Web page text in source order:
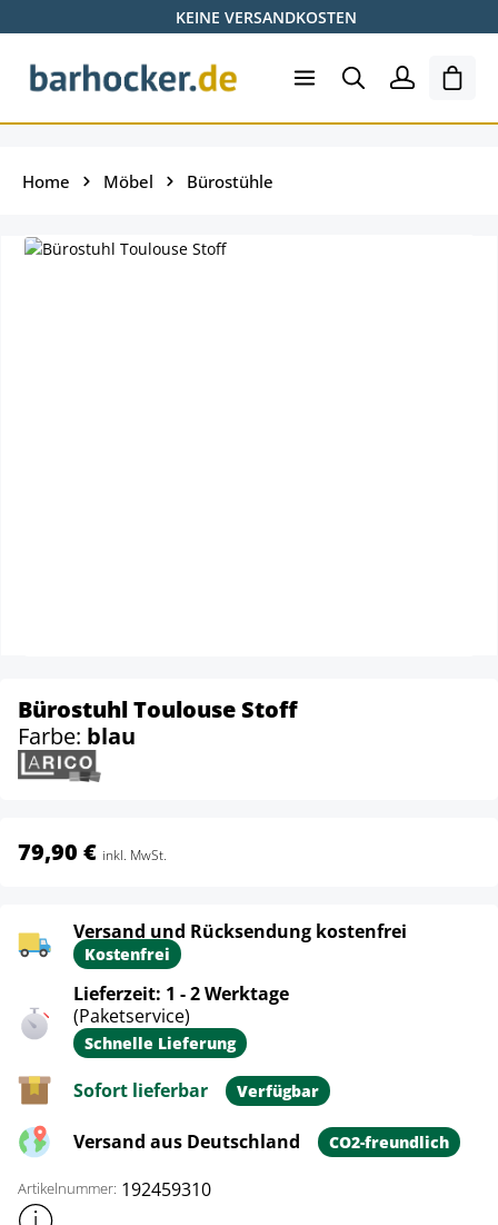
Zum Hauptinhalt springenKEINE VERSANDKOSTEN
Home Möbel Bürostühle
Bürostuhl Toulouse Stoff
Farbe: blau
79,90 € inkl. MwSt.
Versand und Rücksendung kostenfrei
Kostenfrei
Lieferzeit: 1 - 2 Werktage
(Paketservice)
Schnelle Lieferung
Sofort lieferbar Verfügbar
Versand aus Deutschland CO2-freundlich
Artikelnummer: 192459310
Weitere Produktinformationen anzeigen